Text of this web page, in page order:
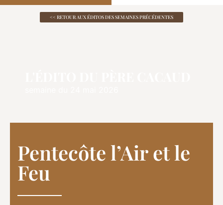
<< RETOUR AUX ÉDITOS DES SEMAINES PRÉCÉDENTES
Pentecôte l’Air et le
Feu